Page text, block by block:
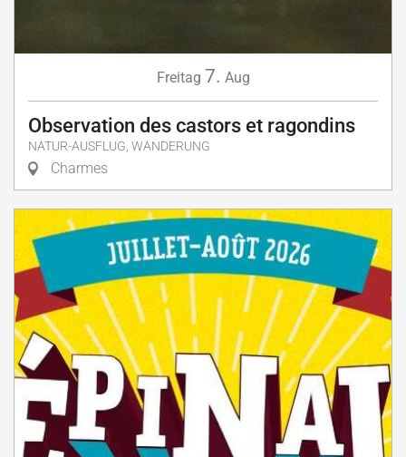
Freitag 7. Aug
Observation des castors et ragondins
NATUR-AUSFLUG, WANDERUNG
Charmes